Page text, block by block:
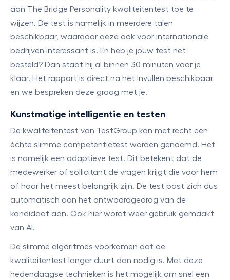
aan The Bridge Personality kwaliteitentest toe te
wijzen. De test is namelijk in meerdere talen
beschikbaar, waardoor deze ook voor internationale
bedrijven interessant is. En heb je jouw test net
besteld? Dan staat hij al binnen 30 minuten voor je
klaar. Het rapport is direct na het invullen beschikbaar
en we bespreken deze graag met je.
Kunstmatige intelligentie en testen
De kwaliteitentest van TestGroup kan met recht een
échte slimme competentietest worden genoemd. Het
is namelijk een adaptieve test. Dit betekent dat de
medewerker of sollicitant de vragen krijgt die voor hem
of haar het meest belangrijk zijn. De test past zich dus
automatisch aan het antwoordgedrag van de
kandidaat aan. Ook hier wordt weer gebruik gemaakt
van AI.
De slimme algoritmes voorkomen dat de
kwaliteitentest langer duurt dan nodig is. Met deze
hedendaagse technieken is het mogelijk om snel een